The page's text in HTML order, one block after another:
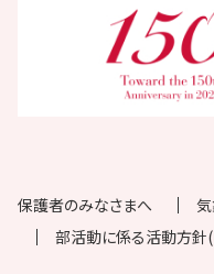
保護者のみなさまへ
部活動に係る活動方針(